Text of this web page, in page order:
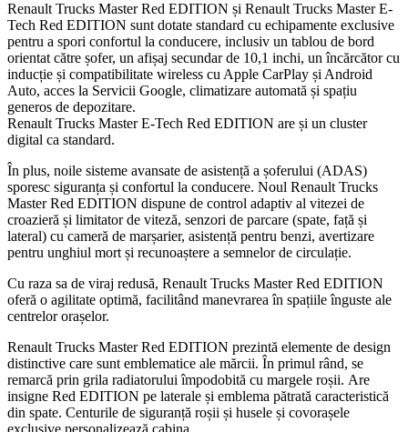
Renault Trucks Master Red EDITION și Renault Trucks Master E-
Tech Red EDITION sunt dotate standard cu echipamente exclusive
pentru a spori confortul la conducere, inclusiv un tablou de bord
orientat către șofer, un afișaj secundar de 10,1 inchi, un încărcător cu
inducție și compatibilitate wireless cu Apple CarPlay și Android
Auto, acces la Servicii Google, climatizare automată și spațiu
generos de depozitare.
Renault Trucks Master E-Tech Red EDITION are și un cluster
digital ca standard.
În plus, noile sisteme avansate de asistență a șoferului (ADAS)
sporesc siguranța și confortul la conducere. Noul Renault Trucks
Master Red EDITION dispune de control adaptiv al vitezei de
croazieră și limitator de viteză, senzori de parcare (spate, față și
lateral) cu cameră de marșarier, asistență pentru benzi, avertizare
pentru unghiul mort și recunoaștere a semnelor de circulație.
Cu raza sa de viraj redusă, Renault Trucks Master Red EDITION
oferă o agilitate optimă, facilitând manevrarea în spațiile înguste ale
centrelor orașelor.
Renault Trucks Master Red EDITION prezintă elemente de design
distinctive care sunt emblematice ale mărcii. În primul rând, se
remarcă prin grila radiatorului împodobită cu margele roșii. Are
insigne Red EDITION pe laterale și emblema pătrată caracteristică
din spate. Centurile de siguranță roșii și husele și covorașele